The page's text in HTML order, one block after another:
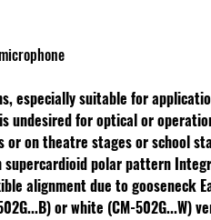
especially suitable for
undesired for optical or
or on theatre stages or school
polar pattern
alignment due to gooseneck
or white (CM-502G...W)